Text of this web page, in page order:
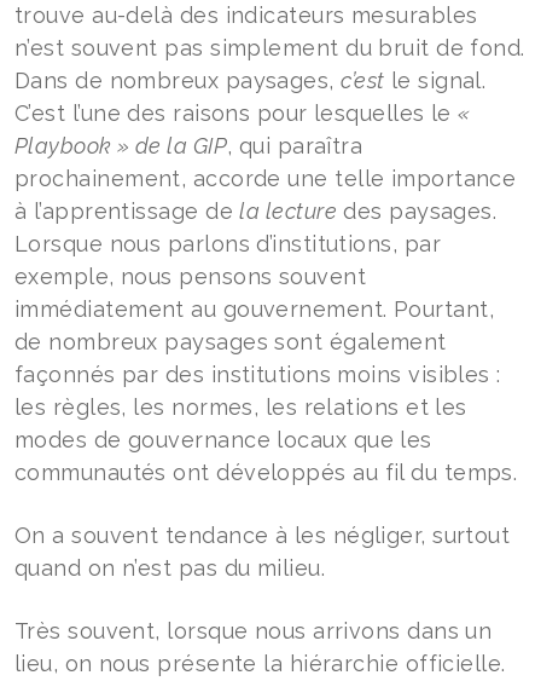
trouve au-delà des indicateurs mesurables
n’est souvent pas simplement du bruit de fond.
Dans de nombreux paysages,c’est le signal.
C’est l’une des raisons pour lesquelles le«
Playbook » de la GIP, qui paraîtra
prochainement, accorde une telle importance
à l’apprentissage dela lecture des paysages.
Lorsque nous parlons d’institutions, par
exemple, nous pensons souvent
immédiatement au gouvernement. Pourtant,
de nombreux paysages sont également
façonnés par des institutions moins visibles :
les règles, les normes, les relations et les
modes de gouvernance locaux que les
communautés ont développés au fil du temps.
On a souvent tendance à les négliger, surtout
quand on n’est pas du milieu.
Très souvent, lorsque nous arrivons dans un
lieu, on nous présente la hiérarchie officielle.